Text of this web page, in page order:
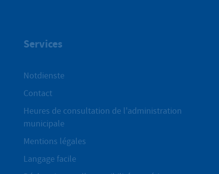
Services
Notdienste
Contact
Heures de consultation de l'administration
municipale
Mentions légales
Langage facile